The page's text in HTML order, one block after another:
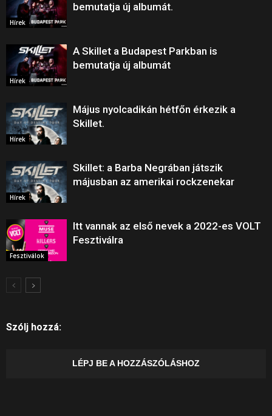
Hírek
bemutatja új albumát.
Hírek
A Skillet a Budapest Parkban is
bemutatja új albumát
Hírek
Május nyolcadikán hétfőn érkezik a
Skillet.
Hírek
Skillet: a Barba Negrában játszik
májusban az amerikai rockzenekar
Fesztiválok
Itt vannak az első nevek a 2022-es VOLT
Fesztiválra
Szólj hozzá:
LÉPJ BE A HOZZÁSZÓLÁSHOZ